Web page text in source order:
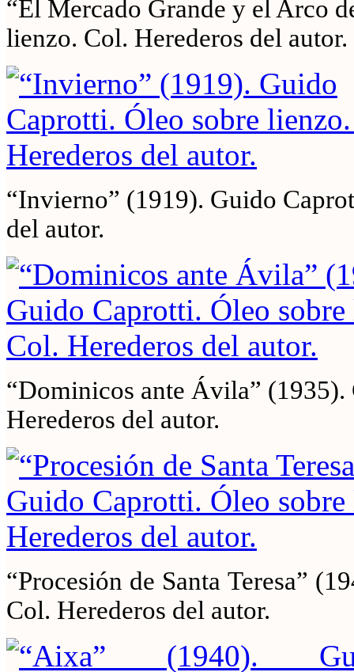
“El Mercado Grande y el Arco
lienzo. Col. Herederos del autor.
“Invierno” (1919). Guido
del autor.
“Dominicos ante Ávila”
Herederos del autor.
“Procesión de Santa Teresa”
Col. Herederos del autor.